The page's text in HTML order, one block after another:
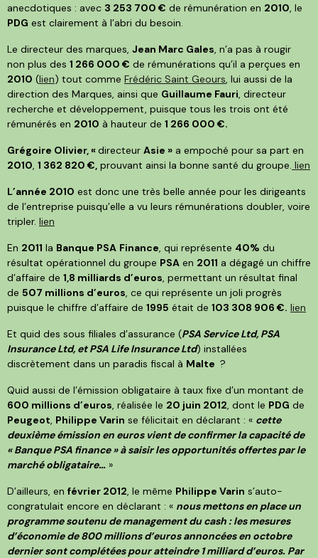
anecdotiques : avec 3 253 700 € de rémunération en 2010 , le
PDG est clairement à l’abri du besoin.
Le directeur des marques, Jean Marc Gales , n’a pas à rougir
non plus des 1 266 000 € de rémunérations qu’il a perçues en
2010 (lien) tout comme Frédéric Saint Geours , lui aussi de la
direction des Marques, ainsi que Guillaume Fauri , directeur
recherche et développement, puisque tous les trois ont été
rémunérés en 2010 à hauteur de 1 266 000 €.
Grégoire Olivier, «directeur Asie » a empoché pour sa part en
2010 1 362 820 €, prouvant ainsi la bonne santé du groupe. lien
L’année 2010 est donc une très belle année pour les dirigeants
de l’entreprise puisqu’elle a vu leurs rémunérations doubler, voire
tripler. lien
En 2011 la Banque PSA Finance , qui représente 40% du
résultat opérationnel du groupe PSA en 2011 a dégagé un chiffre
d’affaire de 1,8 milliards d’euros , permettant un résultat final
de 507 millions d’euros , ce qui représente un joli progrès
puisque le chiffre d’affaire de 1995 était de 103 308 906 €. lien
Et quid des sous filiales d’assurance (PSA Service Ltd, PSA
Insurance Ltd, et PSA Life Insurance Ltd) installées
discrètement dans un paradis fiscal à Malte ?
Quid aussi de l’émission obligataire à taux fixe d’un montant de
600 millions d’euros , réalisée le 20 juin 2012 , dont le PDG de
Peugeot Philippe Varin se félicitait en déclarant : « cette
deuxième émission en euros vient de confirmer la capacité de
« Banque PSA finance » à saisir les opportunités offertes par le
marché obligataire… »
D’ailleurs, en février 2012 , le même Philippe Varin s’auto-
congratulait encore en déclarant : « nous mettons en place un
programme soutenu de management du cash : les mesures
d’économie de 800 millions d’euros annoncées en octobre
dernier sont complétées pour atteindre 1 milliard d’euros. Par